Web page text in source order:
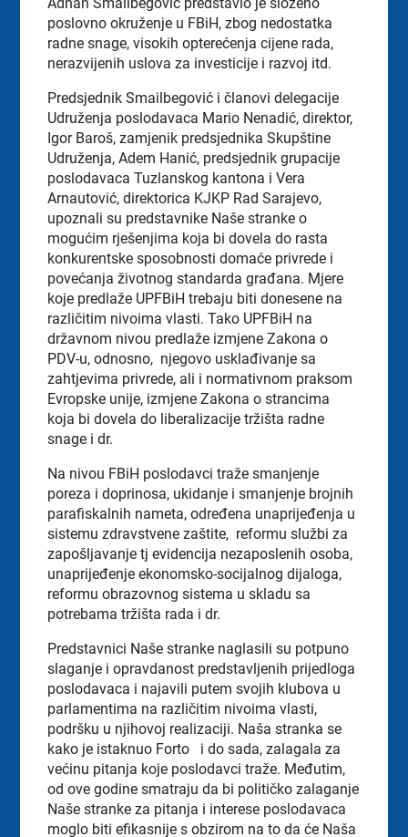
Adnan Smailbegović predstavio je složeno
poslovno okruženje u FBiH, zbog nedostatka
radne snage, visokih opterećenja cijene rada,
nerazvijenih uslova za investicije i razvoj itd.
Predsjednik Smailbegović i članovi delegacije
Udruženja poslodavaca Mario Nenadić, direktor,
Igor Baroš, zamjenik predsjednika Skupštine
Udruženja, Adem Hanić, predsjednik grupacije
poslodavaca Tuzlanskog kantona i Vera
Arnautović, direktorica KJKP Rad Sarajevo,
upoznali su predstavnike Naše stranke o
mogućim rješenjima koja bi dovela do rasta
konkurentske sposobnosti domaće privrede i
povećanja životnog standarda građana. Mjere
koje predlaže UPFBiH trebaju biti donesene na
različitim nivoima vlasti. Tako UPFBiH na
državnom nivou predlaže izmjene Zakona o
PDV-u, odnosno, njegovo usklađivanje sa
zahtjevima privrede, ali i normativnom praksom
Evropske unije, izmjene Zakona o strancima
koja bi dovela do liberalizacije tržišta radne
snage i dr.
Na nivou FBiH poslodavci traže smanjenje
poreza i doprinosa, ukidanje i smanjenje brojnih
parafiskalnih nameta, određena unaprijeđenja u
sistemu zdravstvene zaštite, reformu službi za
zapošljavanje tj evidencija nezaposlenih osoba,
unaprijeđenje ekonomsko-socijalnog dijaloga,
reformu obrazovnog sistema u skladu sa
potrebama tržišta rada i dr.
Predstavnici Naše stranke naglasili su potpuno
slaganje i opravdanost predstavljenih prijedloga
poslodavaca i najavili putem svojih klubova u
parlamentima na različitim nivoima vlasti,
podršku u njihovoj realizaciji. Naša stranka se
kako je istaknuo Forto i do sada, zalagala za
većinu pitanja koje poslodavci traže. Međutim,
od ove godine smatraju da bi političko zalaganje
Naše stranke za pitanja i interese poslodavaca
moglo biti efikasnije s obzirom na to da će Naša